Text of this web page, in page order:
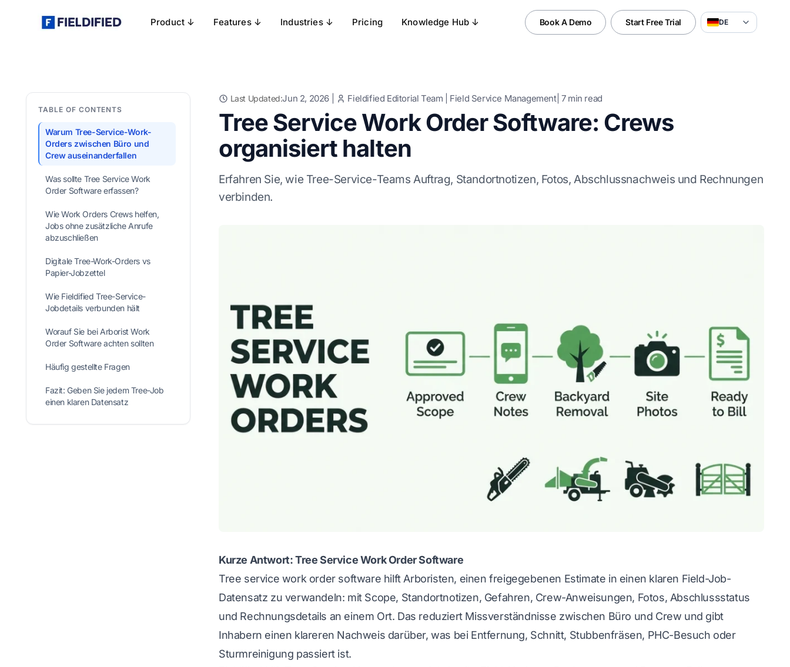
Product ↓ Features ↓ Industries ↓ Pricing Knowledge Hub ↓ Book A Demo Start Free Trial DE
TABLE OF CONTENTS
Warum Tree-Service-Work-
Orders zwischen Büro und
Crew auseinanderfallen
Was sollte Tree Service Work
Order Software erfassen?
Wie Work Orders Crews helfen,
Jobs ohne zusätzliche Anrufe
abzuschließen
Digitale Tree-Work-Orders vs
Papier-Jobzettel
Wie Fieldified Tree-Service-
Jobdetails verbunden hält
Worauf Sie bei Arborist Work
Order Software achten sollten
Häufig gestellte Fragen
Fazit: Geben Sie jedem Tree-Job
einen klaren Datensatz
Last Updated:Jun 2, 2026 Fieldified Editorial Team Field Service Management| 7min read
Tree Service Work Order Software: Crews
organisiert halten
Erfahren Sie, wie Tree-Service-Teams Auftrag, Standortnotizen, Fotos, Abschlussnachweis und Rechnungen
verbinden.
Kurze Antwort: Tree Service Work Order Software
Tree service work order software hilft Arboristen, einen freigegebenen Estimate in einen klaren Field-Job-
Datensatz zu verwandeln: mit Scope, Standortnotizen, Gefahren, Crew-Anweisungen, Fotos, Abschlussstatus
und Rechnungsdetails an einem Ort. Das reduziert Missverständnisse zwischen Büro und Crew und gibt
Inhabern einen klareren Nachweis darüber, was bei Entfernung, Schnitt, Stubbenfräsen, PHC-Besuch oder
Sturmreinigung passiert ist.